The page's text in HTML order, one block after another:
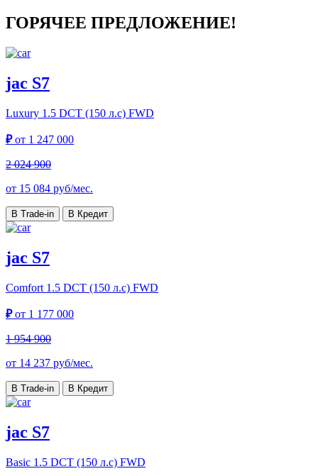
ГОРЯЧЕЕ ПРЕДЛОЖЕНИЕ!
jac S7
Luxury 1.5 DCT (150 л.с) FWD
₽от 1 247 000
2 024 900
от 15 084 руб/мес.
В Trade-in В Кредит
jac S7
Comfort 1.5 DCT (150 л.с) FWD
₽от 1 177 000
1 954 900
от 14 237 руб/мес.
В Trade-in В Кредит
jac S7
Basic 1.5 DCT (150 л.с) FWD